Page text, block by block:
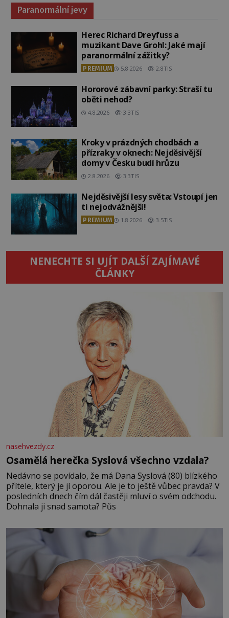
Paranormální jevy
Herec Richard Dreyfuss a
muzikant Dave Grohl: Jaké mají
paranormální zážitky?
PREMIUM 5.8.2026 2.8TIS
Hororové zábavní parky: Straší tu
oběti nehod?
4.8.2026 3.3TIS
Kroky v prázdných chodbách a
přízraky v oknech: Nejděsivější
domy v Česku budí hrůzu
2.8.2026 3.3TIS
Nejděsivější lesy světa: Vstoupí jen
ti nejodvážnější!
PREMIUM 1.8.2026 3.5TIS
NENECHTE SI UJÍT DALŠÍ ZAJÍMAVÉ
ČLÁNKY
nasehvezdy.cz
Osamělá herečka Syslová všechno vzdala?
Nedávno se povídalo, že má Dana Syslová (80) blízkého
přítele, který je jí oporou. Ale je to ještě vůbec pravda? V
posledních dnech čím dál častěji mluví o svém odchodu.
Dohnala ji snad samota? Půs